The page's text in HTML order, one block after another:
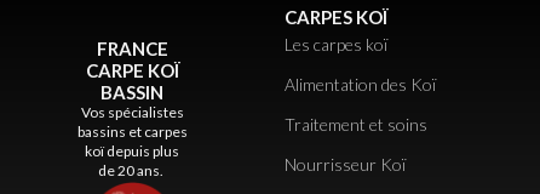
FRANCE
CARPE KOÏ
BASSIN
Vos spécialistes
bassins et carpes
koï depuis plus
de 20 ans.
CARPES KOÏ
Les carpes koï
Alimentation des Koï
Traitement et soins
Nourrisseur Koï